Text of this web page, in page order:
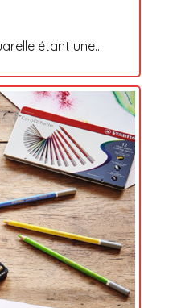
étant une...